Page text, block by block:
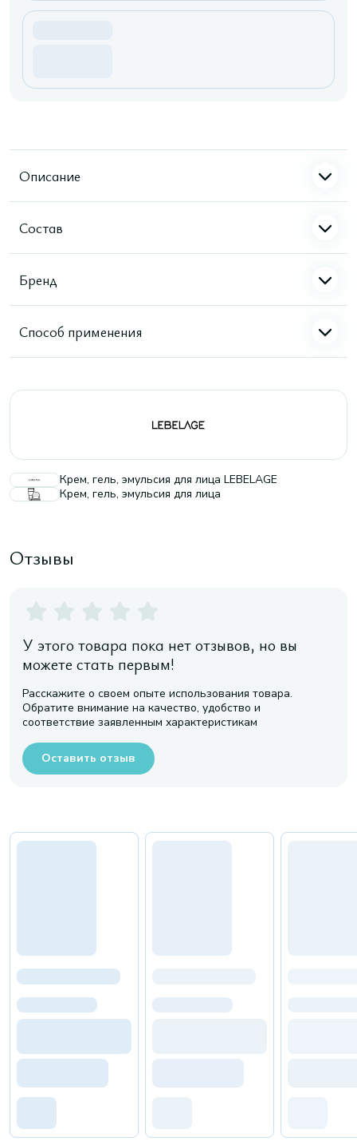
Описание
Состав
Бренд
Способ применения
Крем, гель, эмульсия для лица LEBELAGE
Крем, гель, эмульсия для лица
Отзывы
У этого товара пока нет отзывов, но вы
можете стать первым!
Расскажите о своем опыте использования товара.
Обратите внимание на качество, удобство и
соответствие заявленным характеристикам
Оставить отзыв